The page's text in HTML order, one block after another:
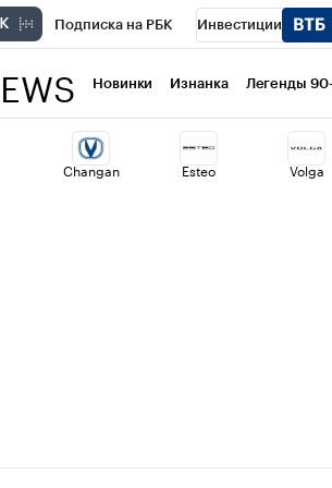
Подписка на РБК Инвестиции
Национальные проекты Город
Кредитные рейтинги Франшизы
Новинки Изнанка Легенды
Changan Esteo Volga